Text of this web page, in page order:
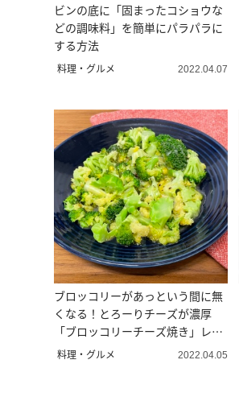
ビンの底に「固まったコショウな
どの調味料」を簡単にパラパラに
する方法
料理・グルメ 2022.04.07
ブロッコリーがあっという間に無
くなる！とろーりチーズが濃厚
「ブロッコリーチーズ焼き」レシ
ピ
料理・グルメ 2022.04.05